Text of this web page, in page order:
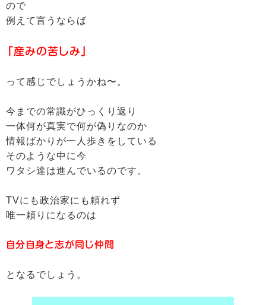
ので
例えて言うならば
「産みの苦しみ」
って感じでしょうかね〜。
今までの常識がひっくり返り
一体何が真実で何が偽りなのか
情報ばかりが一人歩きをしている
そのような中に今
ワタシ達は進んでいるのです。
TVにも政治家にも頼れず
唯一頼りになるのは
自分自身と志が同じ仲間
となるでしょう。